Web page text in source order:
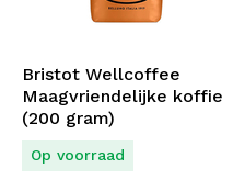
Bristot Wellcoffee
Maagvriendelijke koffie
(200 gram)
Op voorraad